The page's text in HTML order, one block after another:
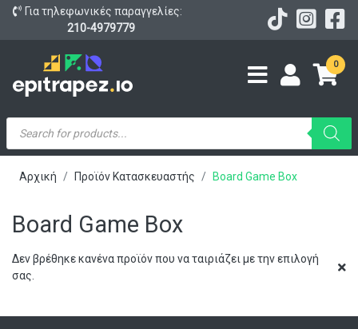
Για τηλεφωνικές παραγγελίες:
210-4979779
0
Products
search
Αρχική Προϊόν Κατασκευαστής Board Game Box
Board Game Box
Δεν βρέθηκε κανένα προϊόν που να ταιριάζει με την επιλογή
σας.